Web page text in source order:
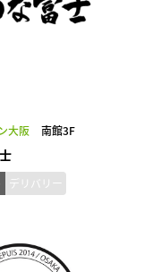
大阪
南館3F
デリバリー